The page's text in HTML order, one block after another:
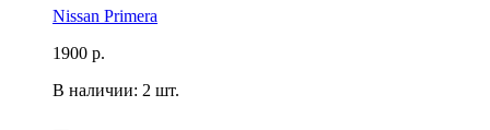
Nissan Primera
1900 р.
В наличии: 2 шт.